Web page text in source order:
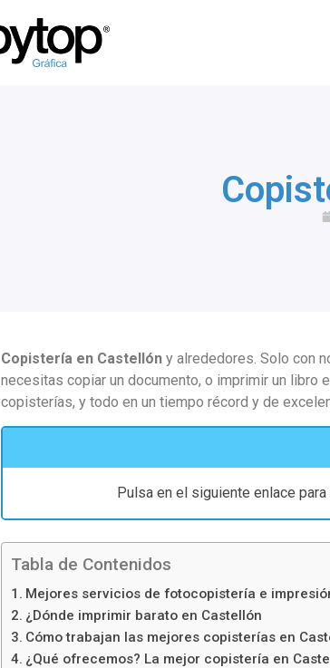
Copistería en Castellón y alrededores. Solo con
necesitas copiar un documento, o imprimir un libro
copisterías, y todo en un tiempo récord y de
Pulsa en el siguiente enlace
Tabla de Contenidos
Mejores servicios de fotocopistería e
¿Dónde imprimir barato en Castellón
Cómo trabajan las mejores copisterías en
¿Qué ofrecemos? La mejor copistería en